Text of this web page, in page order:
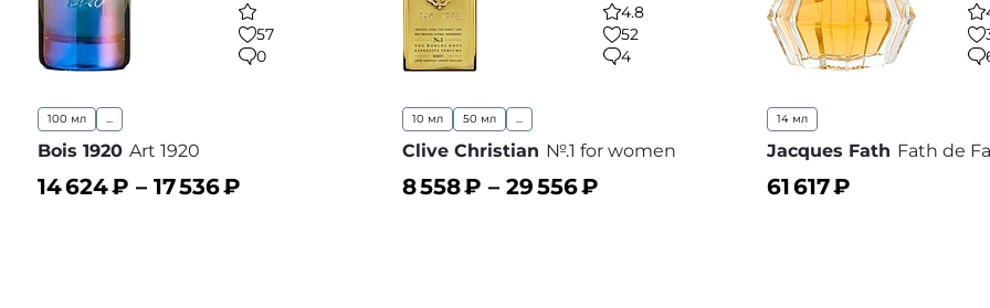
57
0
100 мл ...
Bois 1920 Art 1920
14 624₽ – 17 536₽
4.8
52
4
10 мл 50 мл ...
Clive Christian №.1 for women
8 558₽ – 29 556₽
14 мл
Jacques Fath Fath de
61 617₽